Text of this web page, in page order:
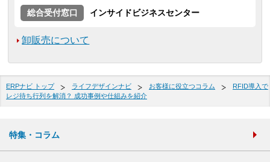
総合受付窓口
インサイドビジネスセンター
卸販売について
ERPナビ トップ ライフデザインナビ お客様に役立つコラム
RFID導入で
レジ待ち行列を解消？ 成功事例や仕組みを紹介
特集・コラム